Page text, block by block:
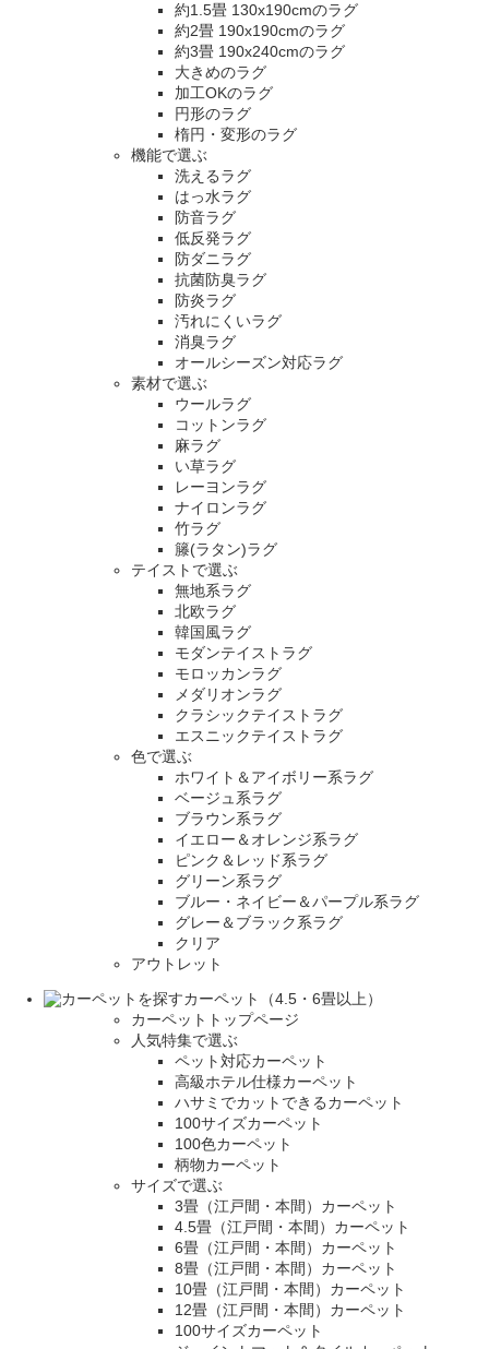
約1.5畳 130x190cmのラグ
約2畳 190x190cmのラグ
約3畳 190x240cmのラグ
大きめのラグ
加工OKのラグ
円形のラグ
楕円・変形のラグ
機能で選ぶ
洗えるラグ
はっ水ラグ
防音ラグ
低反発ラグ
防ダニラグ
抗菌防臭ラグ
防炎ラグ
汚れにくいラグ
消臭ラグ
オールシーズン対応ラグ
素材で選ぶ
ウールラグ
コットンラグ
麻ラグ
い草ラグ
レーヨンラグ
ナイロンラグ
竹ラグ
籐(ラタン)ラグ
テイストで選ぶ
無地系ラグ
北欧ラグ
韓国風ラグ
モダンテイストラグ
モロッカンラグ
メダリオンラグ
クラシックテイストラグ
エスニックテイストラグ
色で選ぶ
ホワイト＆アイボリー系ラグ
ベージュ系ラグ
ブラウン系ラグ
イエロー＆オレンジ系ラグ
ピンク＆レッド系ラグ
グリーン系ラグ
ブルー・ネイビー＆パープル系ラグ
グレー＆ブラック系ラグ
クリア
アウトレット
カーペット（4.5・6畳以上）
カーペットトップページ
人気特集で選ぶ
ペット対応カーペット
高級ホテル仕様カーペット
ハサミでカットできるカーペット
100サイズカーペット
100色カーペット
柄物カーペット
サイズで選ぶ
3畳（江戸間・本間）カーペット
4.5畳（江戸間・本間）カーペット
6畳（江戸間・本間）カーペット
8畳（江戸間・本間）カーペット
10畳（江戸間・本間）カーペット
12畳（江戸間・本間）カーペット
100サイズカーペット